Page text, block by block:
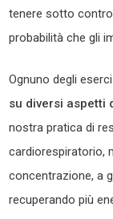
tenere sotto
probabilità che gli
Ognuno degli
su diversi aspetti
nostra pratica di
cardiorespiratorio,
concentrazione, a
recuperando più